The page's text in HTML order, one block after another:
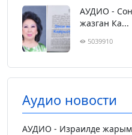
АУДИО -
жазган Ка...
5039910
Аудио новости
АУДИО - Израилде жарым